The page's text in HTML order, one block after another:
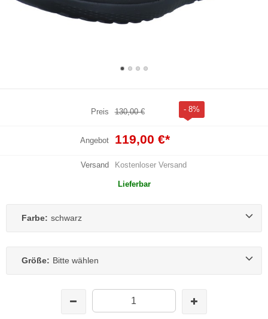
Preis 130,00 € - 8%
Angebot 119,00 €*
Versand Kostenloser Versand
Lieferbar
Farbe: schwarz
Größe: Bitte wählen